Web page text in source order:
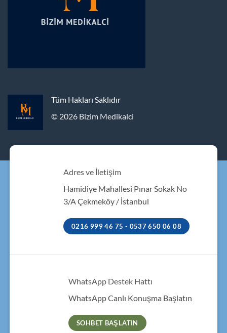
Tüm Hakları Saklıdır
© 2026 Bizim Medikalci
Adres ve İletişim
Hamidiye Mahallesi Pınar Sokak No
3/A Çekmeköy / İstanbul
0216 999 46 75 - 0537 650 06 08
WhatsApp Destek Hattı
WhatsApp Canlı Konuşma Başlatın
SOHBET BAŞLATIN